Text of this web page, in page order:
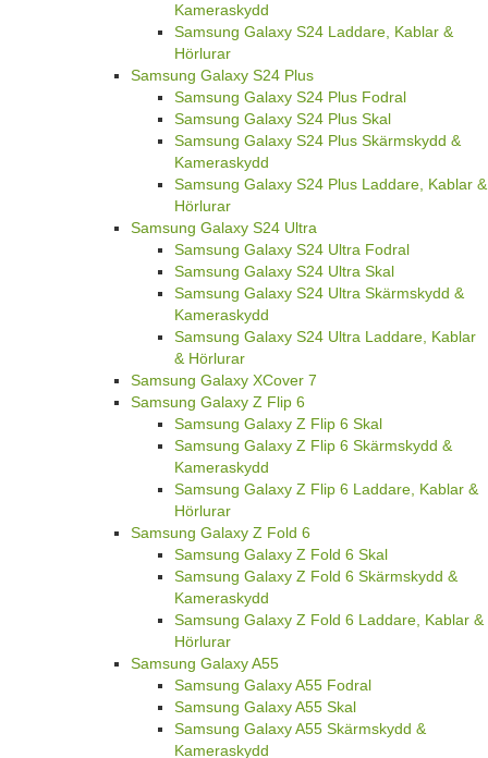
Kameraskydd
Samsung Galaxy S24 Laddare, Kablar &
Hörlurar
Samsung Galaxy S24 Plus
Samsung Galaxy S24 Plus Fodral
Samsung Galaxy S24 Plus Skal
Samsung Galaxy S24 Plus Skärmskydd &
Kameraskydd
Samsung Galaxy S24 Plus Laddare, Kablar &
Hörlurar
Samsung Galaxy S24 Ultra
Samsung Galaxy S24 Ultra Fodral
Samsung Galaxy S24 Ultra Skal
Samsung Galaxy S24 Ultra Skärmskydd &
Kameraskydd
Samsung Galaxy S24 Ultra Laddare, Kablar
& Hörlurar
Samsung Galaxy XCover 7
Samsung Galaxy Z Flip 6
Samsung Galaxy Z Flip 6 Skal
Samsung Galaxy Z Flip 6 Skärmskydd &
Kameraskydd
Samsung Galaxy Z Flip 6 Laddare, Kablar &
Hörlurar
Samsung Galaxy Z Fold 6
Samsung Galaxy Z Fold 6 Skal
Samsung Galaxy Z Fold 6 Skärmskydd &
Kameraskydd
Samsung Galaxy Z Fold 6 Laddare, Kablar &
Hörlurar
Samsung Galaxy A55
Samsung Galaxy A55 Fodral
Samsung Galaxy A55 Skal
Samsung Galaxy A55 Skärmskydd &
Kameraskydd